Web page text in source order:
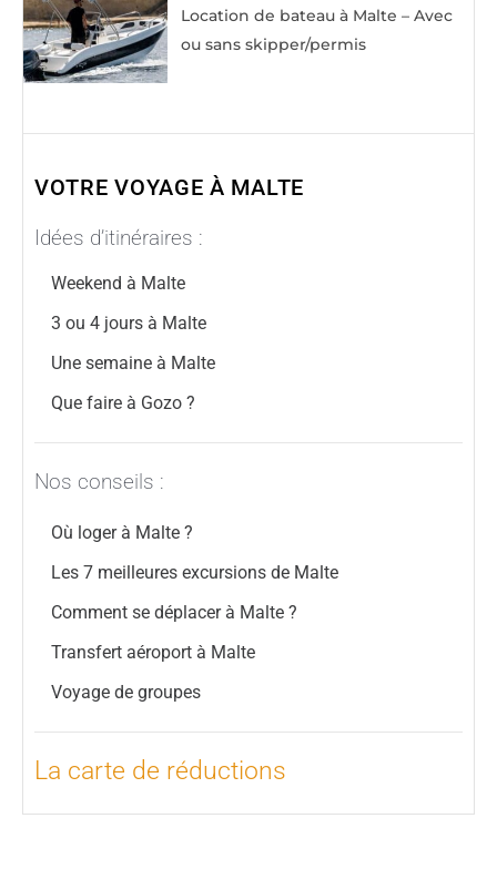
Location de bateau à Malte – Avec
ou sans skipper/permis
VOTRE VOYAGE À MALTE
Idées d’itinéraires :
Weekend à Malte
3 ou 4 jours à Malte
Une semaine à Malte
Que faire à Gozo ?
Nos conseils :
Où loger à Malte ?
Les 7 meilleures excursions de Malte
Comment se déplacer à Malte ?
Transfert aéroport à Malte
Voyage de groupes
La carte de réductions